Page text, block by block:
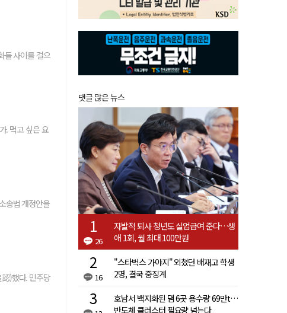
들 사이를 걸으
. 먹고 싶은 요
송법 개정안을
)했다. 민주당
댓글 많은 뉴스
26
자발적 퇴사 청년도 실업급여 준다…생
애 1회, 월 최대 100만원
16
"스타벅스 가야지" 외쳤던 배재고 학생
2명, 결국 중징계
호남서 백지화된 댐 6곳 용수량 69만t…
반도체 클러스터 필요량 넘는다